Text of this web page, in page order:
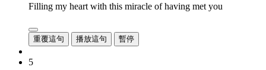
Filling my heart with this miracle of having met you
重覆這句 播放這句 暫停
5